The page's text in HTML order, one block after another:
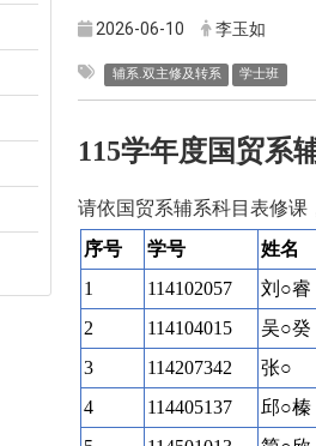
2026-06-10 李玉如
辅系.双主修及转系 学士班
115学年度国贸系
请依国贸系辅系科目表修课
序号
学号
姓名
1
114102057
刘○睿
2
114104015
吴○癸
3
114207342
张○
4
114405137
邱○榛